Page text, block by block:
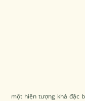
một hiện tượng khá đặc